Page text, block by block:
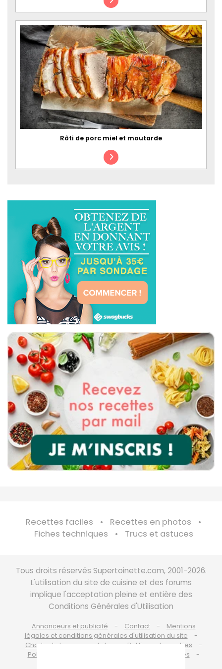
Rôti de porc miel et moutarde
Recettes faciles
Recettes en photos
Fiches techniques
Trucs et astuces
Tous droits réservés Supertoinette.com, 2001-2026.
L'utilisation du site de cuisine et des forums
implique l'acceptation pleine et entière des
Conditions Générales d'Utilisation
Annonceurs et publicité Contact
Mentions
légales et conditions générales d'utilisation du site
Charte de bonne conduite
Politique de cookies
Politique de protection des données personnelles